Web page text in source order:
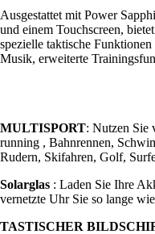
Ausgestattet mit Power
und einem Touchscreen,
spezielle taktische
Musik, erweiterte
MULTISPORT: Nutzen Sie
running , Bahnrennen,
Rudern, Skifahren, Golf,
Solarglas : Laden Sie Ihre
vernetzte Uhr Sie so lange
TASTISCHER